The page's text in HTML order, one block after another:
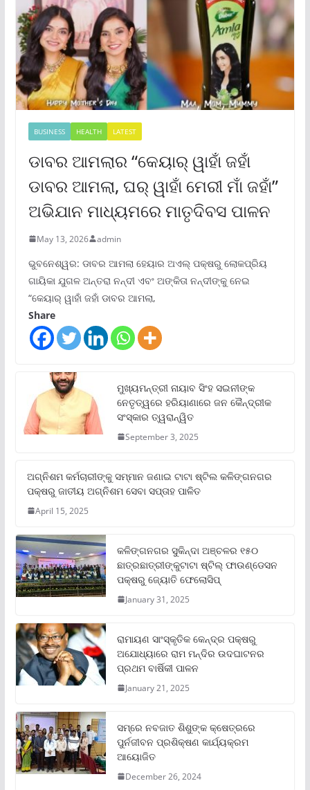
BUSINESS HEALTH LATEST
ଡାବର ଆମଲାର “କେୟାର୍ ୱାହାଁ ଜହାଁ
ଡାବର ଆମଲା, ଘର୍ ୱାହାଁ ମେରୀ ମାଁ ଜହାଁ”
ଅଭିଯାନ ମାଧ୍ୟମରେ ମାତୃଦିବସ ପାଳନ
May 13, 2026 admin
ଭୁବନେଶ୍ୱର: ଡାବର ଆମଲା ହେୟାର ଅଏଲ୍ ପକ୍ଷରୁ ଲୋକପ୍ରିୟ
ଗାୟିକା ଯୁଗଳ ଅନ୍ତରା ନନ୍ଦୀ ଏବଂ ଅଙ୍କିତା ନନ୍ଦୀଙ୍କୁ ନେଇ
“କେୟାର୍ ୱାହାଁ ଜହାଁ ଡାବର ଆମଲା,
Share
ମୁଖ୍ୟମନ୍ତ୍ରୀ ନାୟାବ ସିଂହ ସଇନୀଙ୍କ
ନେତୃତ୍ୱରେ ହରିୟାଣାରେ ଜନ କୈନ୍ଦ୍ରୀକ
ସଂସ୍କାର ତ୍ୱରାନ୍ୱିତ
September 3, 2025
ଅଗ୍ନିଶମ କର୍ମଚାରୀଙ୍କୁ ସମ୍ମାନ ଜଣାଇ ଟାଟା ଷ୍ଟିଲ କଳିଙ୍ଗନଗର
ପକ୍ଷରୁ ଜାତୀୟ ଅଗ୍ନିଶମ ସେବା ସପ୍ତାହ ପାଳିତ
April 15, 2025
କଳିଙ୍ଗନଗର ସୁକିନ୍ଦା ଅଞ୍ଚଳର ୧୫୦
ଛାତ୍ରଛାତ୍ରୀଙ୍କୁଟାଟା ଷ୍ଟିଲ୍ ଫାଉଣ୍ଡେସନ
ପକ୍ଷରୁ ଜ୍ୟୋତି ଫେଲୋସିପ୍‌
January 31, 2025
ରାମାୟଣ ସାଂସ୍କୃତିକ କେନ୍ଦ୍ର ପକ୍ଷରୁ
ଅଯୋଧ୍ୟାରେ ରାମ ମନ୍ଦିର ଉଦଘାଟନର
ପ୍ରଥମ ବାର୍ଷିକୀ ପାଳନ
January 21, 2025
ସମ୍‌ରେ ନବଜାତ ଶିଶୁଙ୍କ କ୍ଷେତ୍ରରେ
ପୁର୍ନଜୀବନ ପ୍ରଶିକ୍ଷଣ କାର୍ଯ୍ୟକ୍ରମ
ଆୟୋଜିତ
December 26, 2024